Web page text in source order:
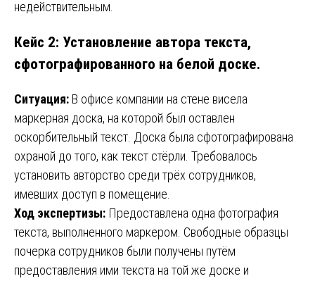
недействительным.
Кейс 2: Установление автора текста,
сфотографированного на белой доске.
Ситуация: В офисе компании на стене висела
маркерная доска, на которой был оставлен
оскорбительный текст. Доска была сфотографирована
охраной до того, как текст стёрли. Требовалось
установить авторство среди трёх сотрудников,
имевших доступ в помещение.
Ход экспертизы: Предоставлена одна фотография
текста, выполненного маркером. Свободные образцы
почерка сотрудников были получены путём
предоставления ими текста на той же доске и